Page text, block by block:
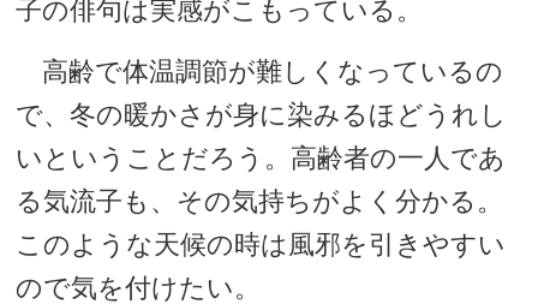
子の俳句は実感がこもっている。
高齢で体温調節が難しくなっているの
で、冬の暖かさが身に染みるほどうれし
いということだろう。高齢者の一人であ
る気流子も、その気持ちがよく分かる。
このような天候の時は風邪を引きやすい
ので気を付けたい。